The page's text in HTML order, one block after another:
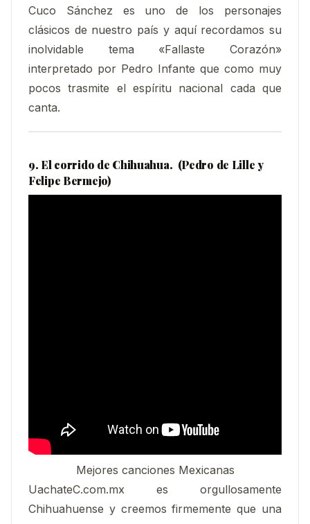
Cuco Sánchez es uno de los personajes
clásicos de nuestro país y aquí recordamos su
inolvidable tema «Fallaste Corazón»
interpretado por Pedro Infante que como muy
pocos trasmite el espíritu nacional cada que
canta.
9. El corrido de Chihuahua. (Pedro de Lille y
Felipe Bermejo)
Mejores canciones Mexicanas
UachateC.com.mx es orgullosamente
Chihuahuense y creemos firmemente que una